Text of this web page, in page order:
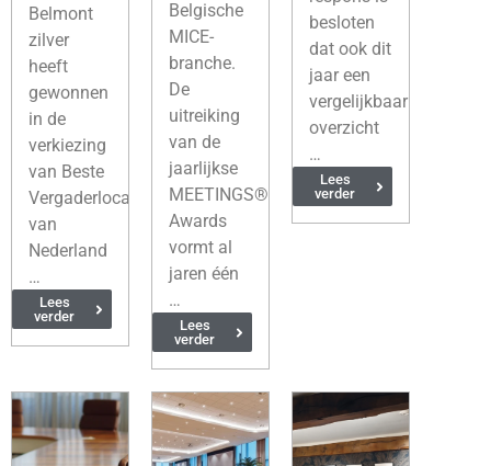
Belmont
zilver
heeft
gewonnen
in de
verkiezing
van Beste
Vergaderlocatie
van
Nederland
…
Lees
verder
Belgische
MICE-
branche.
De
uitreiking
van de
jaarlijkse
MEETINGS®
Awards
vormt al
jaren één
…
Lees
verder
besloten
dat ook dit
jaar een
vergelijkbaar
overzicht
…
Lees
verder